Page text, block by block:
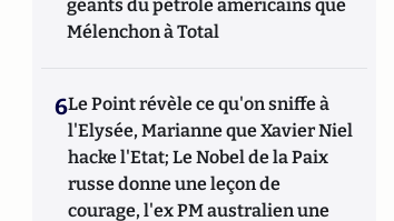
géants du pétrole américains que
Mélenchon à Total
6Le Point révèle ce qu'on sniffe à
l'Elysée, Marianne que Xavier Niel
hacke l'Etat; Le Nobel de la Paix
russe donne une leçon de
courage, l'ex PM australien une